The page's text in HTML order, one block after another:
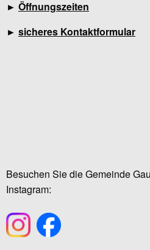
► Öffnungszeiten
► sicheres Kontaktformular
Besuchen Sie die Gemeinde
Instagram: